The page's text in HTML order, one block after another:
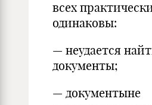
всех
одинаковы:
— неудается
документы;
— документыне